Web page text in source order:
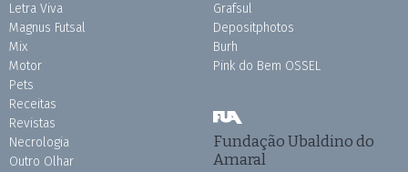
Letra Viva
Magnus Futsal
Mix
Motor
Pets
Receitas
Revistas
Necrologia
Outro Olhar
Grafsul
Depositphotos
Burh
Pink do Bem OSSEL
Fundação Ubaldino do
Amaral